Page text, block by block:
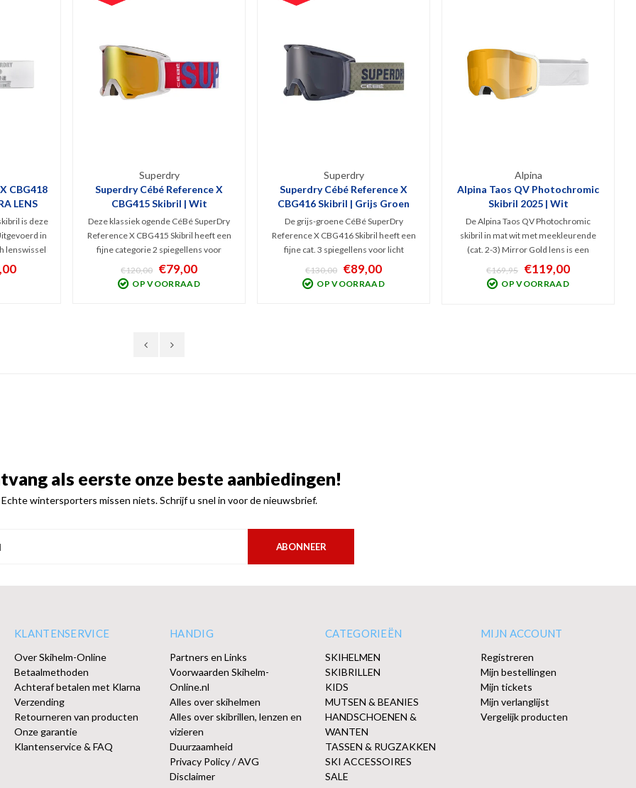
CBG418
LENS
is deze
in
lenswissel
Anti-Fog
met
Superdry
Superdry Cébé Reference X
CBG415 Skibril | Wit
Deze klassiek ogende CéBé SuperDry
Reference X CBG415 Skibril heeft een
fijne categorie 2 spiegellens voor
bewolkt en licht zonnig weer. Witte
large-fit snow goggles met Cilindrische
lensvorm, hoog comfort en Anti-Fog
€120,00 €79,00
OP VOORRAAD
Superdry
Superdry Cébé Reference X
CBG416 Skibril | Grijs Groen
De grijs-groene CéBé SuperDry
Reference X CBG416 Skibril heeft een
fijne cat. 3 spiegellens voor licht
bewolkt tot zeer zonnig weer. Deze
Large-fit snow goggles met
Cilindrische lensvorm hebben een
€130,00 €89,00
OP VOORRAAD
Alpina
Alpina Taos QV Photochromic
Skibril 2025 | Wit
De Alpina Taos QV Photochromic
skibril in mat wit met meekleurende
(cat. 2-3) Mirror Gold lens is een
veelzijdig model dat zich aanpast aan
wisselende weersomstandigheden.
Hij biedt uitstekende bescherming
€169,95 €119,00
OP VOORRAAD
als eerste onze beste aanbiedingen!
Echte wintersporters missen niets. Schrijf u snel in voor de nieuwsbrief.
ABONNEER
KLANTENSERVICE
Over Skihelm-Online
Betaalmethoden
Achteraf betalen met Klarna
Verzending
Retourneren van producten
Onze garantie
Klantenservice & FAQ
HANDIG
Partners en Links
Voorwaarden Skihelm-
Online.nl
Alles over skihelmen
Alles over skibrillen, lenzen en
vizieren
Duurzaamheid
Privacy Policy / AVG
Disclaimer
CATEGORIEËN
SKIHELMEN
SKIBRILLEN
KIDS
MUTSEN & BEANIES
HANDSCHOENEN &
WANTEN
TASSEN & RUGZAKKEN
SKI ACCESSOIRES
SALE
MIJN ACCOUNT
Registreren
Mijn bestellingen
Mijn tickets
Mijn verlanglijst
Vergelijk producten